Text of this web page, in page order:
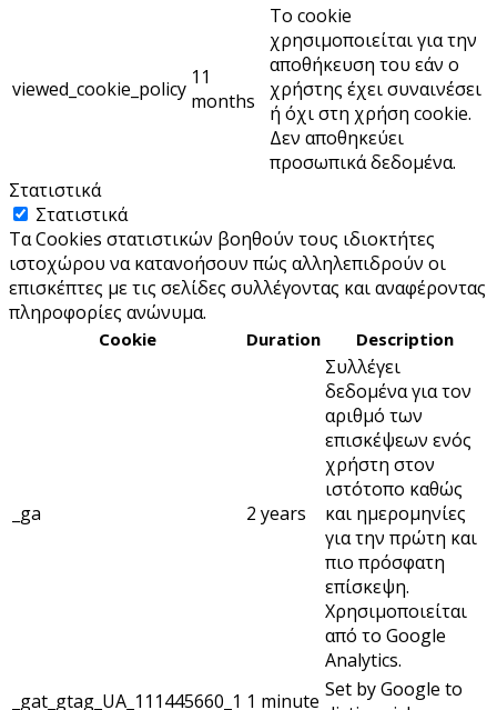
viewed_cookie_policy 11
months
Το cookie
χρησιμοποιείται για την
αποθήκευση του εάν ο
χρήστης έχει συναινέσει
ή όχι στη χρήση cookie.
Δεν αποθηκεύει
προσωπικά δεδομένα.
Στατιστικά
Στατιστικά
Τα Cookies στατιστικών βοηθούν τους ιδιοκτήτες
ιστοχώρου να κατανοήσουν πώς αλληλεπιδρούν οι
επισκέπτες με τις σελίδες συλλέγοντας και αναφέροντας
πληροφορίες ανώνυμα.
Cookie Duration Description
_ga 2 years
Συλλέγει
δεδομένα για τον
αριθμό των
επισκέψεων ενός
χρήστη στον
ιστότοπο καθώς
και ημερομηνίες
για την πρώτη και
πιο πρόσφατη
επίσκεψη.
Χρησιμοποιείται
από το Google
Analytics.
_gat_gtag_UA_111445660_1 1 minute Set by Google to